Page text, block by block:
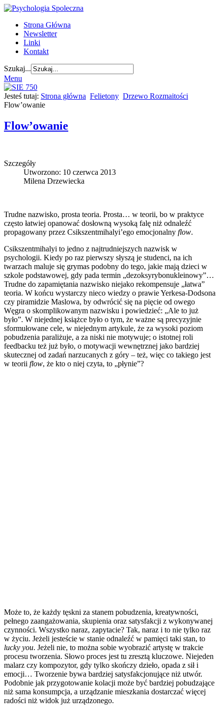
Strona Główna
Newsletter
Linki
Kontakt
Szukaj...
Menu
Jesteś tutaj: Strona główna Felietony Drzewo Rozmaitości
Flow’owanie
Flow’owanie
Szczegóły
Utworzono: 10 czerwca 2013
Milena Drzewiecka
Trudne nazwisko, prosta teoria. Prosta… w teorii, bo w praktyce
często łatwiej opanować dosłowną wysoką falę niż odnaleźć
propagowany przez Csikszentmihalyi’ego emocjonalny flow.
Csikszentmihalyi to jedno z najtrudniejszych nazwisk w
psychologii. Kiedy po raz pierwszy słyszą je studenci, na ich
twarzach maluje się grymas podobny do tego, jakie mają dzieci w
szkole podstawowej, gdy pada termin „dezoksyrybonukleinowy”…
Trudne do zapamiętania nazwisko niejako rekompensuje „łatwa”
teoria. W końcu wystarczy nieco wiedzy o prawie Yerkesa-Dodsona
czy piramidzie Maslowa, by odwrócić się na pięcie od owego
Węgra o skomplikowanym nazwisku i powiedzieć: „Ale to już
było”. W niejednej książce było o tym, że ważne są precyzyjnie
sformułowane cele, w niejednym artykule, że za wysoki poziom
pobudzenia paraliżuje, a za niski nie motywuje; o istotnej roli
feedbacku też już było, o motywacji wewnętrznej jako bardziej
skutecznej od zadań narzucanych z góry – też, więc co takiego jest
w teorii flow, że kto o niej czyta, to „płynie”?
Może to, że każdy tęskni za stanem pobudzenia, kreatywności,
pełnego zaangażowania, skupienia oraz satysfakcji z wykonywanej
czynności. Wszystko naraz, zapytacie? Tak, naraz i to nie tylko raz
w życiu. Jeżeli jesteście w stanie odnaleźć w pamięci taki stan, to
lucky you. Jeżeli nie, to można sobie wyobrazić artystę w trakcie
procesu tworzenia. Słowo proces jest tu zresztą kluczowe. Niejeden
malarz czy kompozytor, gdy tylko skończy dzieło, opada z sił i
emocji… Tworzenie bywa bardziej satysfakcjonujące niż utwór.
Podobnie jak przygotowanie kolacji może być bardziej pobudzające
niż sama konsumpcja, a urządzanie mieszkania dostarczać więcej
radości niż widok już urządzonego.